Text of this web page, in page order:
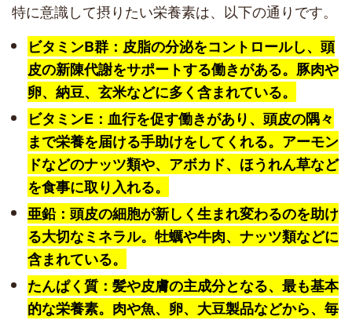
特に意識して摂りたい栄養素は、以下の通りです。
ビタミンB群：皮脂の分泌をコントロールし、頭
皮の新陳代謝をサポートする働きがある。豚肉や
卵、納豆、玄米などに多く含まれている。
ビタミンE：血行を促す働きがあり、頭皮の隅々
まで栄養を届ける手助けをしてくれる。アーモン
ドなどのナッツ類や、アボカド、ほうれん草など
を食事に取り入れる。
亜鉛：頭皮の細胞が新しく生まれ変わるのを助け
る大切なミネラル。牡蠣や牛肉、ナッツ類などに
含まれている。
たんぱく質：髪や皮膚の主成分となる、最も基本
的な栄養素。肉や魚、卵、大豆製品などから、毎